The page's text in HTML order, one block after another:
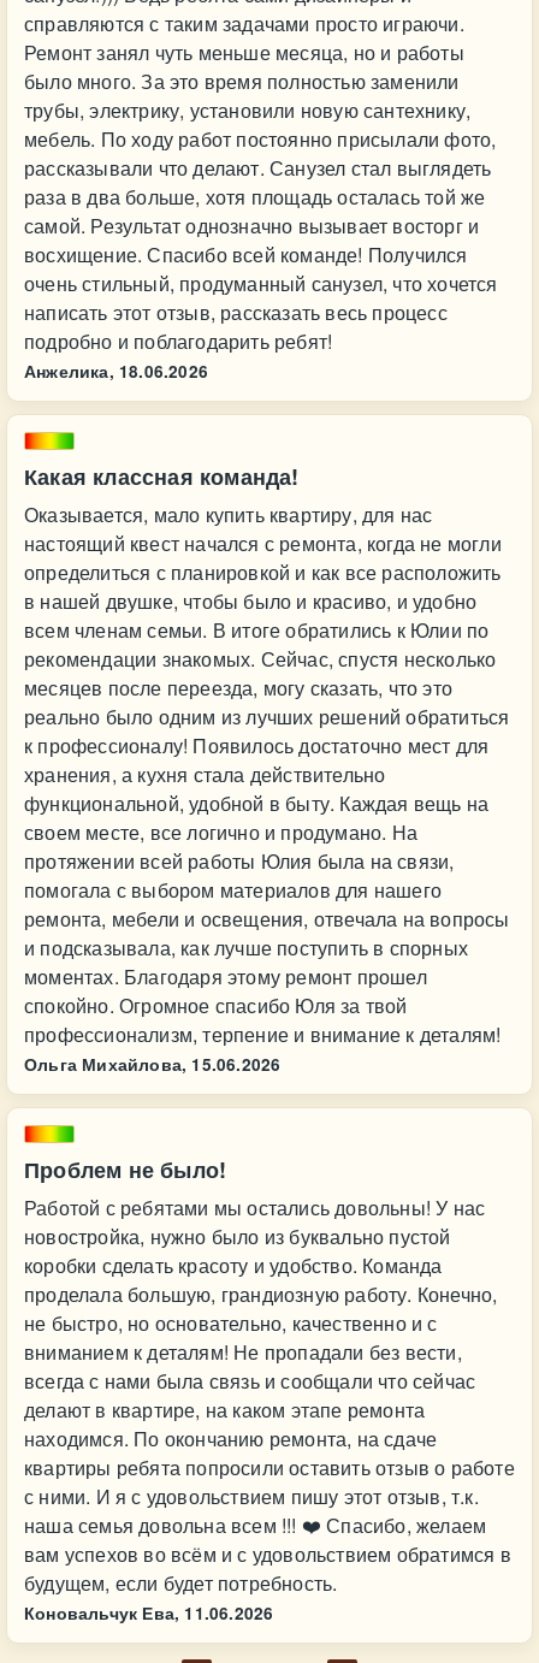
справляются с таким задачами просто играючи.
Ремонт занял чуть меньше месяца, но и работы
было много. За это время полностью заменили
трубы, электрику, установили новую сантехнику,
мебель. По ходу работ постоянно присылали фото,
рассказывали что делают. Санузел стал выглядеть
раза в два больше, хотя площадь осталась той же
самой. Результат однозначно вызывает восторг и
восхищение. Спасибо всей команде! Получился
очень стильный, продуманный санузел, что хочется
написать этот отзыв, рассказать весь процесс
подробно и поблагодарить ребят!
Анжелика, 18.06.2026
Какая классная команда!
Оказывается, мало купить квартиру, для нас
настоящий квест начался с ремонта, когда не могли
определиться с планировкой и как все расположить
в нашей двушке, чтобы было и красиво, и удобно
всем членам семьи. В итоге обратились к Юлии по
рекомендации знакомых. Сейчас, спустя несколько
месяцев после переезда, могу сказать, что это
реально было одним из лучших решений обратиться
к профессионалу! Появилось достаточно мест для
хранения, а кухня стала действительно
функциональной, удобной в быту. Каждая вещь на
своем месте, все логично и продумано. На
протяжении всей работы Юлия была на связи,
помогала с выбором материалов для нашего
ремонта, мебели и освещения, отвечала на вопросы
и подсказывала, как лучше поступить в спорных
моментах. Благодаря этому ремонт прошел
спокойно. Огромное спасибо Юля за твой
профессионализм, терпение и внимание к деталям!
Ольга Михайлова, 15.06.2026
Проблем не было!
Работой с ребятами мы остались довольны! У нас
новостройка, нужно было из буквально пустой
коробки сделать красоту и удобство. Команда
проделала большую, грандиозную работу. Конечно,
не быстро, но основательно, качественно и с
вниманием к деталям! Не пропадали без вести,
всегда с нами была связь и сообщали что сейчас
делают в квартире, на каком этапе ремонта
находимся. По окончанию ремонта, на сдаче
квартиры ребята попросили оставить отзыв о работе
с ними. И я с удовольствием пишу этот отзыв, т.к.
наша семья довольна всем !!! ❤️ Спасибо, желаем
вам успехов во всём и с удовольствием обратимся в
будущем, если будет потребность.
Коновальчук Ева, 11.06.2026